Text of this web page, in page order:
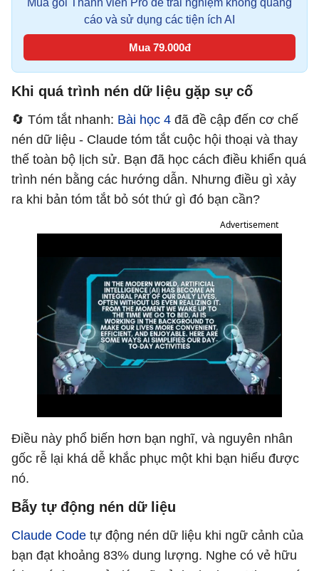
Mua gói Thành viên Pro để trải nghiệm không quảng
cáo và sử dụng các tiện ích AI
Mua 79.000đ
Khi quá trình nén dữ liệu gặp sự cố
🔄 Tóm tắt nhanh: Bài học 4 đã đề cập đến cơ chế
nén dữ liệu - Claude tóm tắt cuộc hội thoại và thay
thế toàn bộ lịch sử. Bạn đã học cách điều khiển quá
trình nén bằng các hướng dẫn. Nhưng điều gì xảy
ra khi bản tóm tắt bỏ sót thứ gì đó bạn cần?
Advertisement
Điều này phổ biến hơn bạn nghĩ, và nguyên nhân
gốc rễ lại khá dễ khắc phục một khi bạn hiểu được
nó.
Bẫy tự động nén dữ liệu
Claude Code tự động nén dữ liệu khi ngữ cảnh của
bạn đạt khoảng 83% dung lượng. Nghe có vẻ hữu